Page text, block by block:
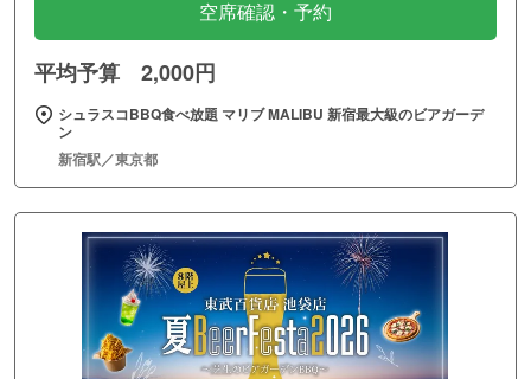
空席確認・予約
平均予算 2,000円
シュラスコBBQ食べ放題 マリブ MALIBU 新宿最大級のビアガーデ
ン
新宿駅／東京都